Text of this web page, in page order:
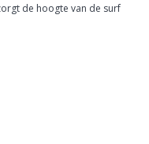
de hoogte van de surf